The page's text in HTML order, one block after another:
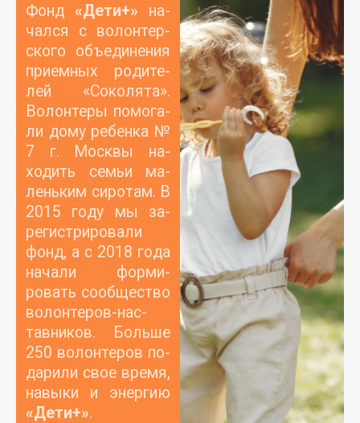
Фонд «Де­ти+» на­
чал­ся с во­лон­тер­
ско­го объ­еди­нения
при­ем­ных ро­дите­
лей «Со­коля­та».
Во­лон­те­ры по­мога­
ли до­му ре­бен­ка №
7 г. Мос­квы на­
ходить семьи ма­
лень­ким си­ротам. В
2015 го­ду мы за­
регис­три­рова­ли
фонд, а с 2018 го­да
на­чали фор­ми­
ровать со­об­щес­тво
во­лон­те­ров-нас­
тавни­ков. Боль­ше
250 во­лон­те­ров по­
дари­ли свое вре­мя,
на­выки и энер­гию
«Де­ти+».